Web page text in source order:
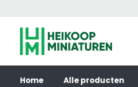
inhoud
Home Alle producten